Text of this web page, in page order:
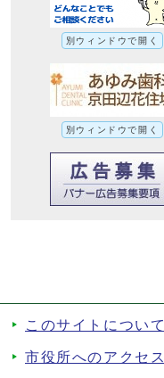
別ウィンドウで開く
別ウィンドウで開く
このサイトについて
市役所へのアクセス